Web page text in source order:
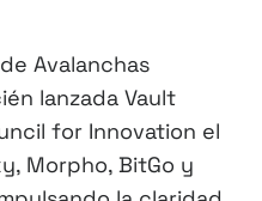
Avalanchas
lanzada Vault
for Innovation el
Morpho, BitGo y